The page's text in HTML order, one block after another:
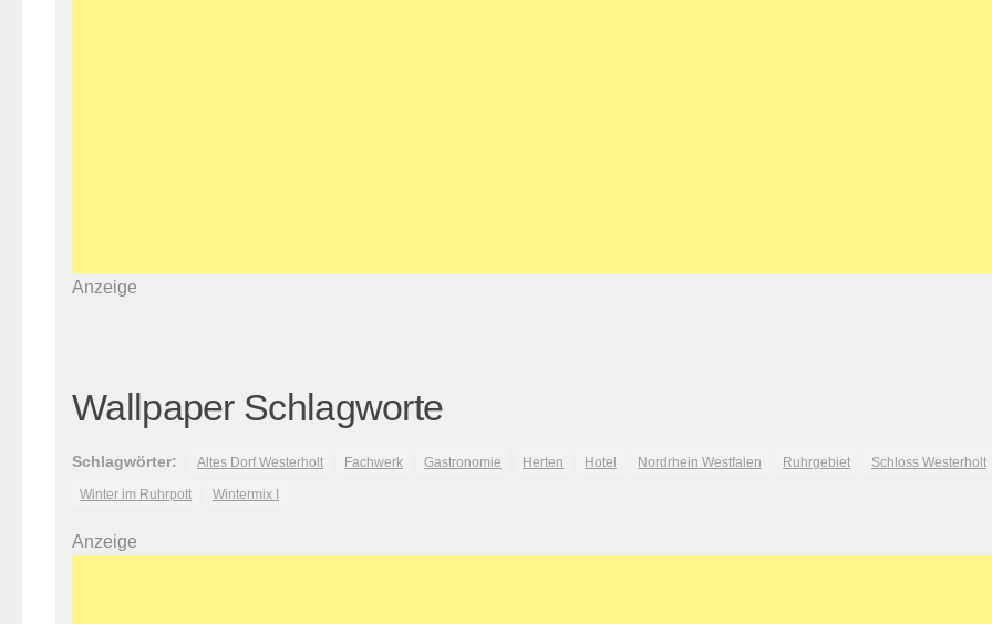
Anzeige
Wallpaper Schlagworte
Schlagwörter: Altes Dorf Westerholt Fachwerk Gastronomie Herten Hotel Nordrhein Westfalen Ruhrgebiet Schloss Westerholt
Winter im Ruhrpott Wintermix I
Anzeige